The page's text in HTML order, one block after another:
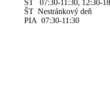
ST 07:30-11:30, 12:30-
ŠT Nestránkový deň
PIA 07:30-11:30